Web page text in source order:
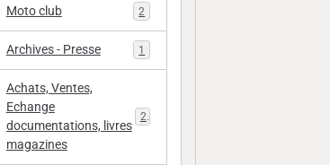
Moto club 2
Archives - Presse 1
Achats, Ventes,
Echange
documentations, livres
magazines
20